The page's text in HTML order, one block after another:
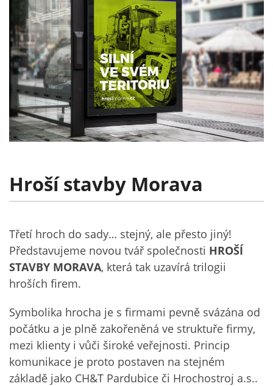
Hroší stavby Morava
Třetí hroch do sady… stejný, ale přesto jiný!
Představujeme novou tvář společnosti HROŠÍ
STAVBY MORAVA, která tak uzavírá trilogii
hroších firem.
Symbolika hrocha je s firmami pevně svázána od
počátku a je plně zakořeněná ve struktuře firmy,
mezi klienty i vůči široké veřejnosti. Princip
komunikace je proto postaven na stejném
základě jako CH&T Pardubice či Hrochostroj a.s..